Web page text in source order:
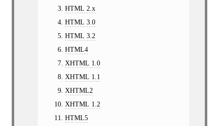
HTML 2.x
HTML 3.0
HTML 3.2
HTML4
XHTML 1.0
XHTML 1.1
XHTML2
XHTML 1.2
HTML5